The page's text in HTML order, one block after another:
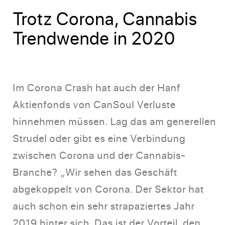
Trotz Corona, Cannabis
Trendwende in 2020
Im Corona Crash hat auch der Hanf
Aktienfonds von CanSoul Verluste
hinnehmen müssen. Lag das am generellen
Strudel oder gibt es eine Verbindung
zwischen Corona und der Cannabis-
Branche? „Wir sehen das Geschäft
abgekoppelt von Corona. Der Sektor hat
auch schon ein sehr strapaziertes Jahr
2019 hinter sich. Das ist der Vorteil, den